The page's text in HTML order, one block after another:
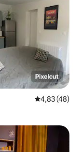
Średnia
4,83 (48)